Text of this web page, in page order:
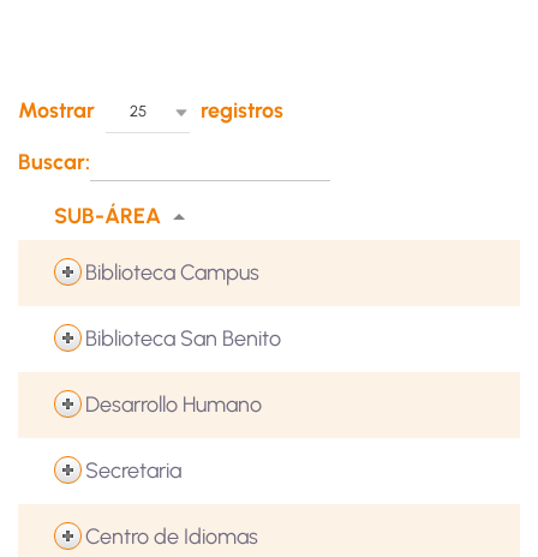
Mostrar 25
registros
Buscar:
SUB-ÁREA
Biblioteca Campus
Biblioteca San Benito
Desarrollo Humano
Secretaria
Centro de Idiomas